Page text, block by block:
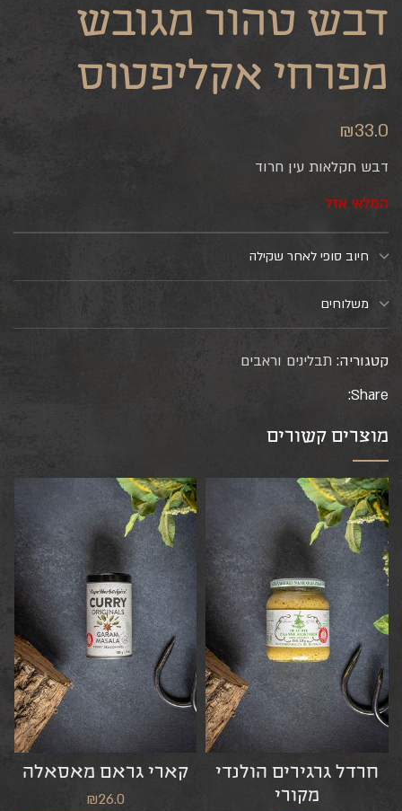
דבש טהור מגובש
מפרחי אקליפטוס
₪33.0
דבש חקלאות עין חרוד
המלאי אזל
חיוב סופי לאחר שקילה
משלוחים
קטגוריה: תבלינים וראבים
Share:
מוצרים קשורים
חרדל גרגירים הולנדי
מקורי
קארי גראם מאסאלה
₪26.0